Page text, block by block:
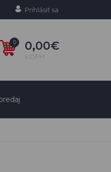
Prihlásiť sa
0 0,00€
s DPH